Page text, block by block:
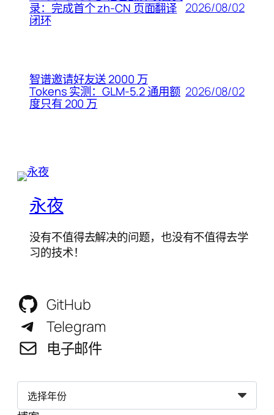
录：完成首个 zh-CN 页面翻译
闭环
2026/08/02
智谱邀请好友送 2000 万
Tokens 实测：GLM-5.2 通用额
度只有 200 万
2026/08/02
永夜
没有不值得去解决的问题，也没有不值得去学
习的技术！
GitHub
Telegram
电子邮件
归